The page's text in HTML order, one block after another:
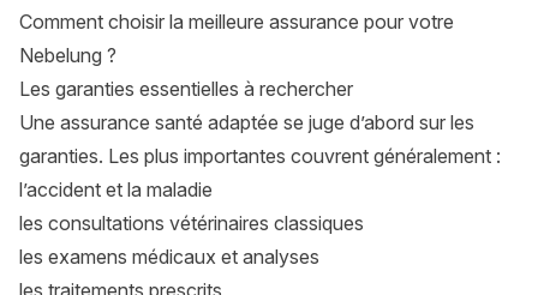
Comment choisir la meilleure assurance pour votre
Nebelung ?
Les garanties essentielles à rechercher
Une assurance santé adaptée se juge d’abord sur les
garanties. Les plus importantes couvrent généralement :
l’accident et la maladie
les consultations vétérinaires classiques
les examens médicaux et analyses
les traitements prescrits